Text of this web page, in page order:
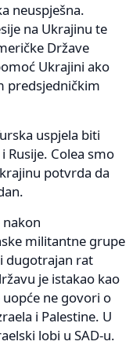
neuspješna.
na Ukrajinu te
Države
Ukrajini ako
predsjedničkim
uspjela biti
Rusije. Colea smo
potvrda da
militantne grupe
dugotrajan rat
je istakao kao
ne govori o
i Palestine. U
lobi u SAD-u.